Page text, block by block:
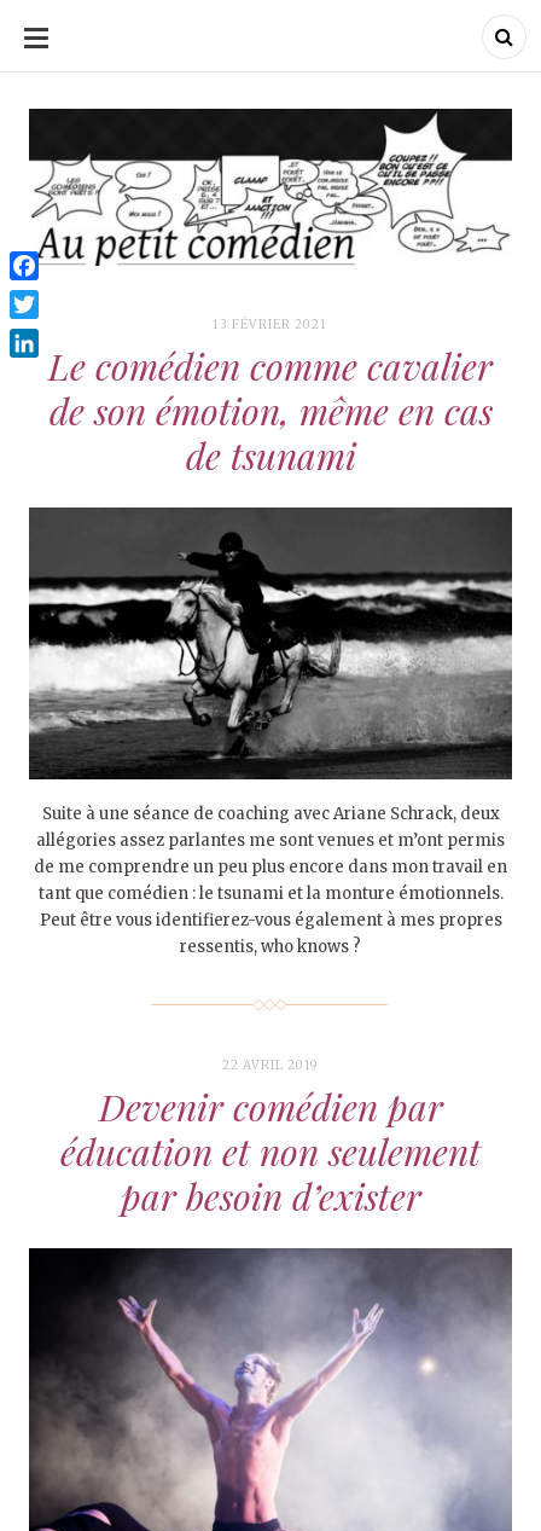
ALLER
CONTENU
Au Petit Comédien
Au Petit Comédien
13 FÉVRIER 2021
Le comédien comme cavalier
de son émotion, même en cas
de tsunami
Suite à une séance de coaching avec Ariane Schrack, deux
allégories assez parlantes me sont venues et m’ont permis
de me comprendre un peu plus encore dans mon travail en
tant que comédien : le tsunami et la monture émotionnels.
Peut être vous identifierez-vous également à mes propres
ressentis, who knows ?
22 AVRIL 2019
Devenir comédien par
éducation et non seulement
par besoin d’exister
Facebook
Twitter
LinkedIn